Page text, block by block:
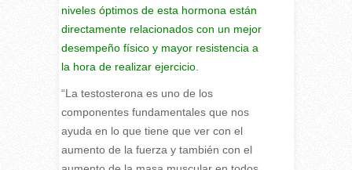
niveles óptimos de esta hormona están
directamente relacionados con un mejor
desempeño físico y mayor resistencia a
la hora de realizar ejercicio.
“La testosterona es uno de los
componentes fundamentales que nos
ayuda en lo que tiene que ver con el
aumento de la fuerza y también con el